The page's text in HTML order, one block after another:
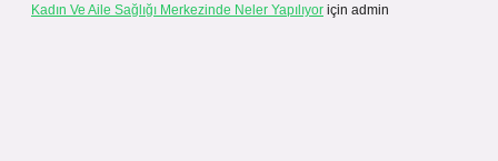
Kadın Ve Aile Sağlığı Merkezinde Neler Yapılıyor için admin